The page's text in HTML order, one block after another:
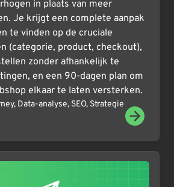
in plaats van meer
Je krijgt een complete aanpak
te vinden op de cruciale
(categorie, product, checkout),
zonder afhankelijk te
en een 90-dagen plan om
elkaar te laten versterken.
, Data-analyse, SEO, Strategie